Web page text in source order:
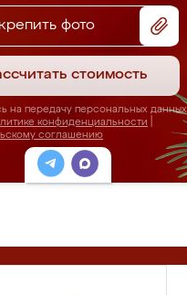
фото
стоимость
на передачу персональных данных
конфиденциальности
соглашению